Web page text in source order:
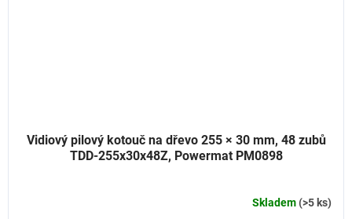
Vidiový pilový kotouč na dřevo 255 × 30 mm, 48 zubů
TDD-255x30x48Z, Powermat PM0898
Skladem(>5 ks)